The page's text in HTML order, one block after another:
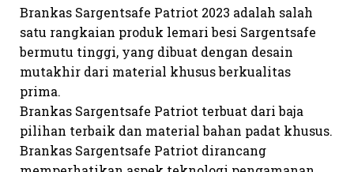
Brankas Sargentsafe Patriot 2023 adalah salah
satu rangkaian produk lemari besi Sargentsafe
bermutu tinggi, yang dibuat dengan desain
mutakhir dari material khusus berkualitas
prima.
Brankas Sargentsafe Patriot terbuat dari baja
pilihan terbaik dan material bahan padat khusus.
Brankas Sargentsafe Patriot dirancang